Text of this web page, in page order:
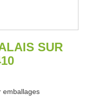
SUR
emballages